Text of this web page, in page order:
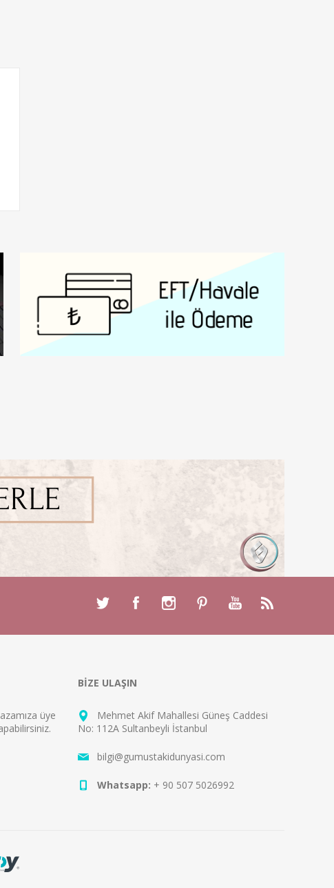
üye
BİZE ULAŞIN
Mehmet Akif Mahallesi Güneş Caddesi
No: 112A Sultanbeyli İstanbul
bilgi@gumustakidunyasi.com
Whatsapp: + 90 507 5026992